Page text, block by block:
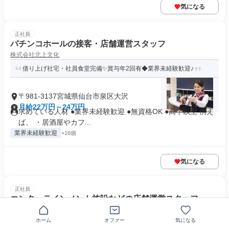
気になる
正社員
パチンコホールの接客・店舗運営スタッフ
株式会社北上文化
借り上げ社宅・社員食堂完備✨賞与年2回有◆業界未経験歓迎♪
〒981-3137宮城県仙台市泉区大沢
月給22万円～24万円
求めている人材 ●業界未経験歓迎 ●無資格OK ●高卒以上 例え
ば、 ・居酒屋やカフ...
業界未経験歓迎 +16個
気になる
正社員
エンターテインメント施設などの店舗運営スタッフ
扇屋商事株式会社
★遊びを仕事に★宮城で一番ワクワクする総合エンタメ企業へ！
ホーム オファー 気になる